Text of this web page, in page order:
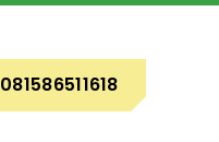
081586511618